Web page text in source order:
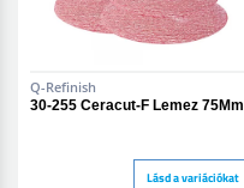
Q-Refinish
30-255 Ceracut-F Lemez 75Mm
Lásd a variációkat